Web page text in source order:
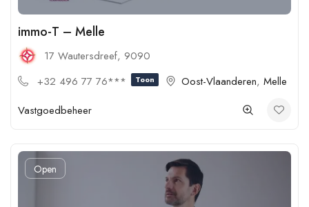
immo-T – Melle
17 Wautersdreef, 9090
+32 496 77 76***
Toon Oost-Vlaanderen, Melle
Vastgoedbeheer
Open